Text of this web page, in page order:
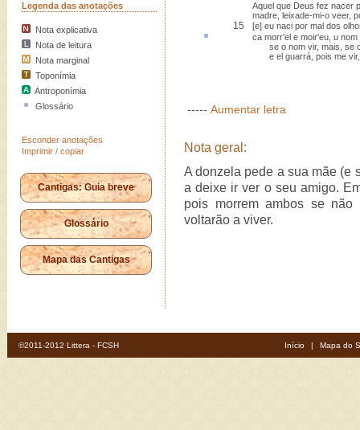
Legenda das anotações
Nota explicativa
Nota de leitura
Nota marginal
Toponímia
Antroponímia
Glossário
Esconder anotações
Imprimir / copiar
Cantigas: Guia breve
Glossário
Mapa das Cantigas
Aquel que Deus fez nacer
madre, leixade-mi-o veer,
15
[e] eu naci por mal dos
ca morr'el e moir'eu, u nom
se o nom vir, mais, se o
e el guarrá, pois me vir,
----- Aumentar letra
Nota geral:
A donzela pede a sua mãe (e
a deixe ir ver o seu amigo.
pois morrem ambos se
voltarão a viver.
©2011-2012 Littera - FCSH Início | Mapa do